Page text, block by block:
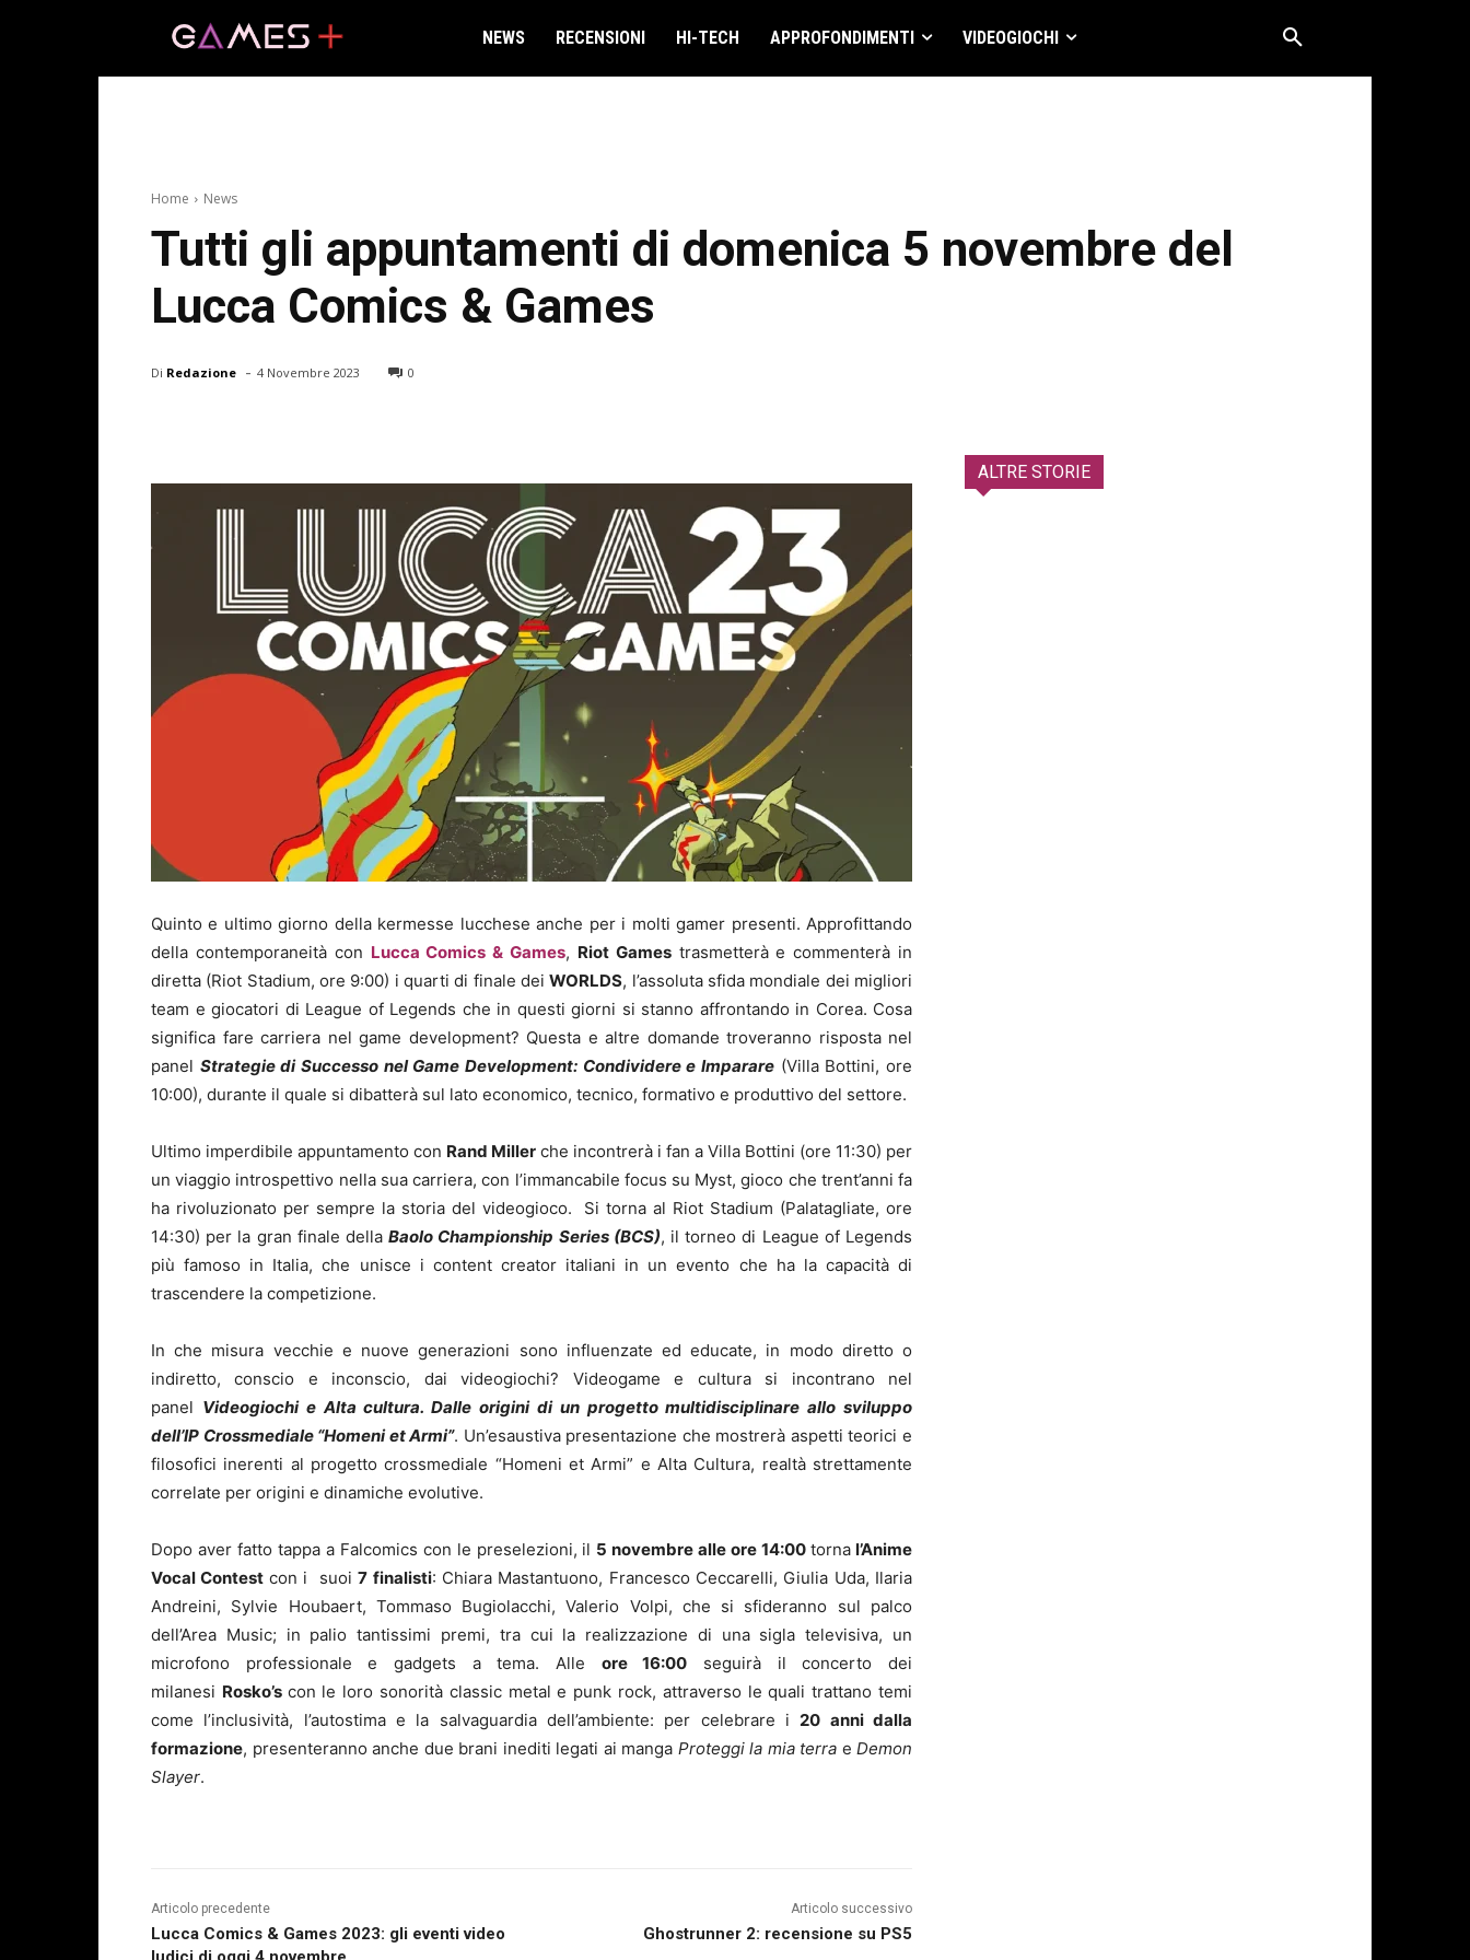
NEWS RECENSIONI HI-TECH APPROFONDIMENTI VIDEOGIOCHI
Home News
Tutti gli appuntamenti di domenica 5 novembre del
Lucca Comics & Games
Di Redazione - 4 Novembre 2023 0
Quinto e ultimo giorno della kermesse lucchese anche per i molti gamer presenti. Approfittando
della contemporaneità con Lucca Comics & Games, Riot Gamestrasmetterà e commenterà in
diretta (Riot Stadium, ore 9:00) i quarti di finale deiWORLDS, l’assoluta sfida mondiale dei migliori
team e giocatori di League of Legends che in questi giorni si stanno affrontando in Corea. Cosa
significa fare carriera nel game development? Questa e altre domande troveranno risposta nel
panel Strategie di Successo nel Game Development: Condividere e Imparare (Villa Bottini, ore
10:00), durante il quale si dibatterà sul lato economico, tecnico, formativo e produttivo del settore.
Ultimo imperdibile appuntamento con Rand Miller che incontrerà i fan a Villa Bottini (ore 11:30) per
un viaggio introspettivo nella sua carriera, con l’immancabile focus su Myst, gioco che trent’anni fa
ha rivoluzionato per sempre la storia del videogioco. Si torna al Riot Stadium (Palatagliate, ore
14:30) per la gran finale dellaBaolo Championship Series (BCS), il torneo di League of Legends
più famoso in Italia, che unisce i content creator italiani in un evento che ha la capacità di
trascendere la competizione.
In che misura vecchie e nuove generazioni sono influenzate ed educate, in modo diretto o
indiretto, conscio e inconscio, dai videogiochi? Videogame e cultura si incontrano nel
panel Videogiochi e Alta cultura. Dalle origini di un progetto multidisciplinare allo sviluppo
dell’IP Crossmediale “Homeni et Armi”. Un’esaustiva presentazione che mostrerà aspetti teorici e
filosofici inerenti al progetto crossmediale “Homeni et Armi” e Alta Cultura, realtà strettamente
correlate per origini e dinamiche evolutive.
Dopo aver fatto tappa a Falcomics con le preselezioni, il 5 novembre alle ore 14:00torna l’Anime
Vocal Contest con i suoi7 finalisti: Chiara Mastantuono, Francesco Ceccarelli, Giulia Uda, Ilaria
Andreini, Sylvie Houbaert, Tommaso Bugiolacchi, Valerio Volpi, che si sfideranno sul palco
dell’Area Music; in palio tantissimi premi, tra cui la realizzazione di una sigla televisiva, un
microfono professionale e gadgets a tema. Alle ore 16:00 seguirà il concerto dei
milanesi Rosko’s con le loro sonorità classic metal e punk rock, attraverso le quali trattano temi
come l’inclusività, l’autostima e la salvaguardia dell’ambiente: per celebrare i20 anni dalla
formazione, presenteranno anche due brani inediti legati ai manga Proteggi la mia terra e Demon
Slayer.
Articolo precedente
Lucca Comics & Games 2023: gli eventi video
Articolo successivo
Ghostrunner 2: recensione su PS5
ALTRE STORIE